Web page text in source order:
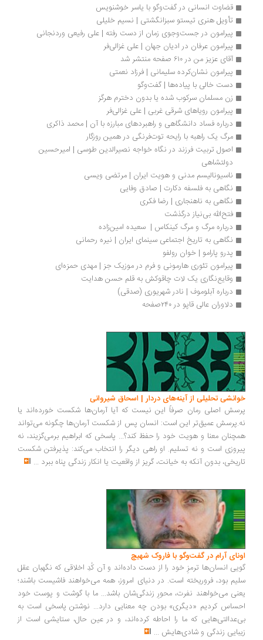
قضاوت انسانی در گفت‌وگو با یاسر خوشنویس
تأویل هنری تیستو سبزانگشتی | نسیم خلیلی
پیرامون در جست‌وجوی زمان از دست رفته | علی رفیعی وردنجانی
پیرامون عرفان در ادیان جهان | علی غزالی‌فر
آقای عزیز من در ۶۱۰ صفحه منتشر شد
پیرامون نشان‌کرده سلیمانی | فرزاد نعمتی
دست خالی با پیاده‌ها | گفت‌وگو
زن مسلمان سرکوب شده یا بدون دخترم هرگز
پیرامون رویاهای شرقی غربی | علی غزالی‌فر
درباره فساد دانشگاهی و راهبردهای مبارزه با آن | محمد ذاکری
مرگ یک راهبه با رایحه توت‌فرنگی در همین روزگار
اصول تربیت فرزند در نگاه خواجه نصیرالدین طوسی | امیرحسین
دولتشاهی
ناسیونالیسم مدنی و هویت ایران | مرتضی ویسی
نگاهی به فلسفه دکارت | صادق وفایی
نگاهی به ناهنجاری | رضا فکری
فتح‌الله بی‌نیاز درگذشت
درباره مرگ و مرگ کینکاس |  سعیده امین‌زاده
نگاهی به تاریخ اجتماعی سینمای ایران | نیره رحمانی
پدرو پارامو | خوان رولفو
پیرامون تئوری هارمونی و فرم در موزیک جز | مهدی حمزه‌‌‌ای
وقایع‌نگاری یک لات چاقوکش به قلم حسن هدایت
درباره آبلوموف | نادر شهریوری (صدقی)
دلاوران عالی قاپو در ۲۴۰صفحه
تحلیلی از آینه‌های دردار | اسحاق شیروانی
اصلی رمان صرفاً این نیست که آیا آرمان‌ها شکست خورده‌اند یا
عمیق‌تر این است: انسان پس از شکست آرمان‌ها چگونه می‌تواند
معنا و هویت خود را حفظ کند؟... پاسخی که ابراهیم برمی‌گزیند، نه
است و نه تسلیم. او راهی دیگر را انتخاب می‌کند: پذیرفتن شکست
بدون آنکه به خیانت، گریز از واقعیت یا انکار زندگی پناه ببرد...
آرام در گفت‌وگو با فاروک شهیچ‭
انسان‌ها ترمزِ خود را از دست داده‌اند و آن کُدِ اخلاقی که نگهبان عقل
بود، فروریخته است. در دنیای امروز، همه می‌خواهند فاشیست باشند؛
می‌خواهند نفرت، محورِ زندگی‌شان باشد... ما با گوشت و پوست خود
کردیم «دیگری» بودن چه معنایی دارد... نوشتن پاسخی است به
که ما را احاطه کرده‌اند، و در عین حال، ستایشی است از
زندگی و شادی‌هایش...